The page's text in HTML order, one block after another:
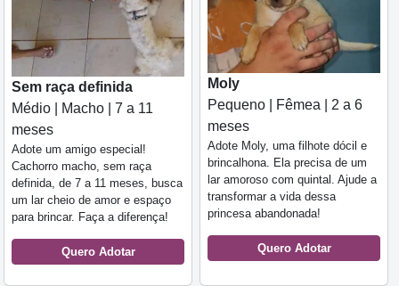
Sem raça definida
Médio | Macho | 7 a 11
meses
Adote um amigo especial!
Cachorro macho, sem raça
definida, de 7 a 11 meses, busca
um lar cheio de amor e espaço
para brincar. Faça a diferença!
Quero Adotar
Moly
Pequeno | Fêmea | 2 a 6
meses
Adote Moly, uma filhote dócil e
brincalhona. Ela precisa de um
lar amoroso com quintal. Ajude a
transformar a vida dessa
princesa abandonada!
Quero Adotar